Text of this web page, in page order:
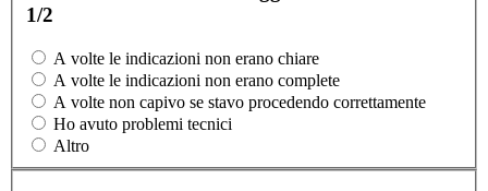
1/2
A volte le indicazioni non erano chiare
A volte le indicazioni non erano complete
A volte non capivo se stavo procedendo correttamente
Ho avuto problemi tecnici
Altro